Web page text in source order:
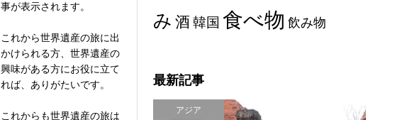
事が表示されます。
これから世界遺産の旅に出
かけられる方、世界遺産の
興味がある方にお役に立て
れば、ありがたいです。
これからも世界遺産の旅は
み 酒 韓国 食べ物 飲み物
最新記事
アジア